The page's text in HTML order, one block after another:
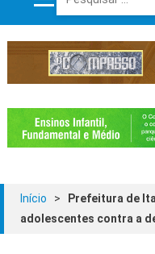
Início >
Prefeitura de
adolescentes contra a